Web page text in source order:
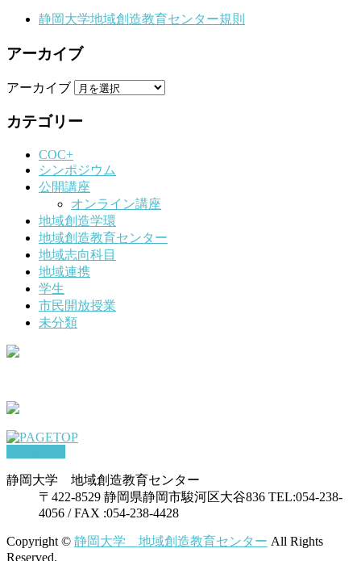
静岡大学地域創造教育センター規則
アーカイブ
アーカイブ
カテゴリー
COC+
シンポジウム
公開講座
オンライン講座
地域創造学環
地域創造教育センター
地域志向科目
地域連携
学生
市民開放授業
未分類
静岡大学 地域創造教育センター
〒422-8529 静岡県静岡市駿河区大谷836 TEL:054-238-
4056 / FAX :054-238-4428
Copyright © 静岡大学 地域創造教育センター All Rights
Reserved.